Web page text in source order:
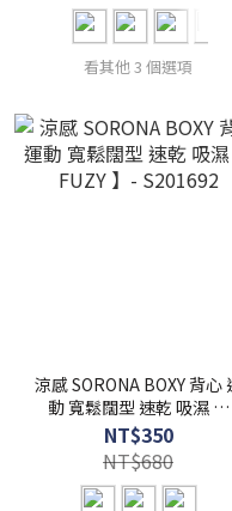
看其他 3 個選項
涼感 SORONA BOXY 背心 運
動 寬鬆闊型 速乾 吸濕 【
FUZY 】- S201692
NT$350
NT$680